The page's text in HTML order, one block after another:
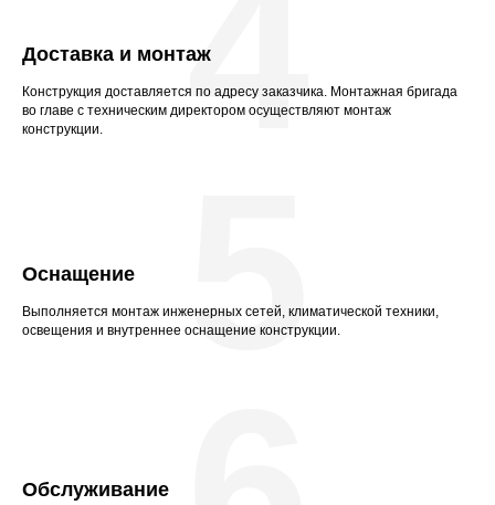
Доставка и монтаж
Конструкция доставляется по адресу заказчика. Монтажная бригада
во главе с техническим директором осуществляют монтаж
конструкции.
4
Оснащение
Выполняется монтаж инженерных сетей, климатической техники,
освещения и внутреннее оснащение конструкции.
5
Обслуживание